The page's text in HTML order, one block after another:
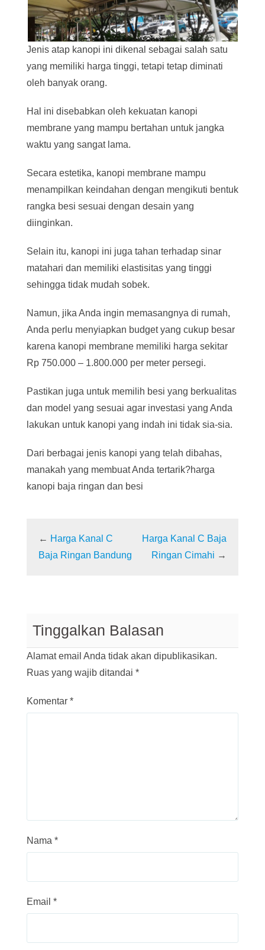
Jenis atap kanopi ini dikenal sebagai salah satu
yang memiliki harga tinggi, tetapi tetap diminati
oleh banyak orang.
Hal ini disebabkan oleh kekuatan kanopi
membrane yang mampu bertahan untuk jangka
waktu yang sangat lama.
Secara estetika, kanopi membrane mampu
menampilkan keindahan dengan mengikuti bentuk
rangka besi sesuai dengan desain yang
diinginkan.
Selain itu, kanopi ini juga tahan terhadap sinar
matahari dan memiliki elastisitas yang tinggi
sehingga tidak mudah sobek.
Namun, jika Anda ingin memasangnya di rumah,
Anda perlu menyiapkan budget yang cukup besar
karena kanopi membrane memiliki harga sekitar
Rp 750.000 – 1.800.000 per meter persegi.
Pastikan juga untuk memilih besi yang berkualitas
dan model yang sesuai agar investasi yang Anda
lakukan untuk kanopi yang indah ini tidak sia-sia.
Dari berbagai jenis kanopi yang telah dibahas,
manakah yang membuat Anda tertarik?harga
kanopi baja ringan dan besi
← Harga Kanal C
Baja Ringan Bandung
Harga Kanal C Baja
Ringan Cimahi →
Tinggalkan Balasan
Alamat email Anda tidak akan dipublikasikan.
Ruas yang wajib ditandai *
Komentar *
Nama *
Email *